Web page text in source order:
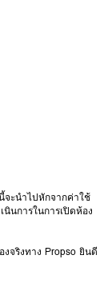
ะนำไปหักจากค่าใช้
นการในการเปิดห้อง
จริงทาง Propso ยินดี